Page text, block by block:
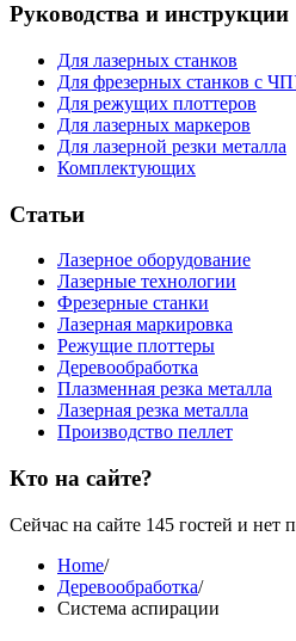
Руководства и инструкции
Для лазерных станков
Для фрезерных станков с
Для режущих плоттеров
Для лазерных маркеров
Для лазерной резки металла
Комплектующих
Статьи
Лазерное оборудование
Лазерные технологии
Фрезерные станки
Лазерная маркировка
Режущие плоттеры
Деревообработка
Плазменная резка металла
Лазерная резка металла
Производство пеллет
Кто на сайте?
Сейчас на сайте 145 гостей и нет
Home/
Деревообработка/
Система аспирации